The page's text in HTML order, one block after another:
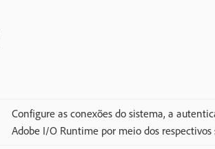
Configure as conexões do sistema, a
Adobe I/O Runtime por meio dos